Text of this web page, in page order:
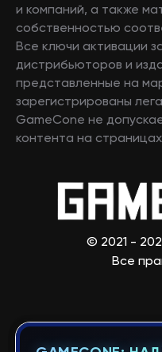
и компаний, а также
собственностью
Все ключи активации
дистрибьюторов и
представленные на
зарегистрированы
GameCone не
контента на
© 2021 -
Все